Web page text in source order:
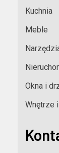
Kuchnia
Meble
Okna i
Wnętrze